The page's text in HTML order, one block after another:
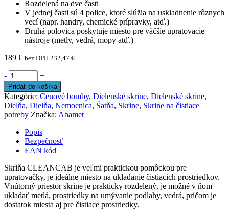
Rozdelená na dve časti
V jednej časti sú 4 police, ktoré slúžia na uskladnenie rôznych
vecí (napr. handry, chemické prípravky, atď.)
Druhá polovica poskytuje miesto pre väčšie upratovacie
nástroje (metly, vedrá, mopy atď.)
189 € bez DPH 232,47 €
- +
Pridať do košíka
Kategórie: Cenové bomby, Dielenské skrine, Dielenské skrine,
Dielňa, Dielňa, Nemocnica, Šatňa, Skrine, Skrine na čistiace
potreby Značka: Abamet
Popis
Bezpečnosť
EAN kód
Skriňa CLEANCAB je veľmi praktickou pomôckou pre
upratovačky, je ideálne miesto na ukladanie čistiacich prostriedkov.
Vnútorný priestor skrine je prakticky rozdelený, je možné v ňom
ukladať metlá, prostriedky na umývanie podlahy, vedrá, pričom je
dostatok miesta aj pre čistiace prostriedky.